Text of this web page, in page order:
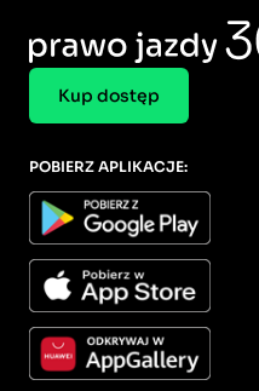
Kup dostęp
POBIERZ APLIKACJE: